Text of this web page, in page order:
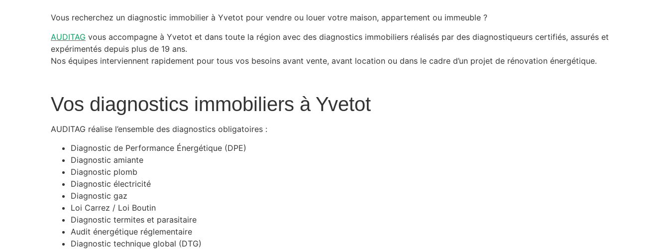
Vous recherchez un diagnostic immobilier à Yvetot pour vendre ou louer votre maison, appartement ou immeuble ?
AUDITAG vous accompagne à Yvetot et dans toute la région avec des diagnostics immobiliers réalisés par des diagnostiqueurs certifiés, assurés et
expérimentés depuis plus de 19 ans.
Nos équipes interviennent rapidement pour tous vos besoins avant vente, avant location ou dans le cadre d’un projet de rénovation énergétique.
Vos diagnostics immobiliers à Yvetot
AUDITAG réalise l’ensemble des diagnostics obligatoires :
Diagnostic de Performance Énergétique (DPE)
Diagnostic amiante
Diagnostic plomb
Diagnostic électricité
Diagnostic gaz
Loi Carrez / Loi Boutin
Diagnostic termites et parasitaire
Audit énergétique réglementaire
Diagnostic technique global (DTG)